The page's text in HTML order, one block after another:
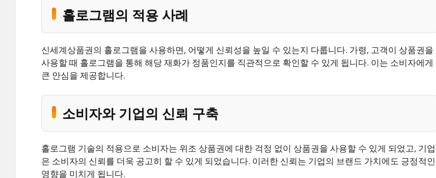
홀로그램의 적용 사례
신세계상품권의 홀로그램을 사용하면, 어떻게 신뢰성을 높일 수 있는지 다룹니다. 가령, 고객이 상품권을
사용할 때 홀로그램을 통해 해당 재화가 정품인지를 직관적으로 확인할 수 있게 됩니다. 이는 소비자에게
큰 안심을 제공합니다.
소비자와 기업의 신뢰 구축
홀로그램 기술의 적용으로 소비자는 위조 상품권에 대한 걱정 없이 상품권을 사용할 수 있게 되었고, 기업
은 소비자의 신뢰를 더욱 공고히 할 수 있게 되었습니다. 이러한 신뢰는 기업의 브랜드 가치에도 긍정적인
영향을 미치게 됩니다.